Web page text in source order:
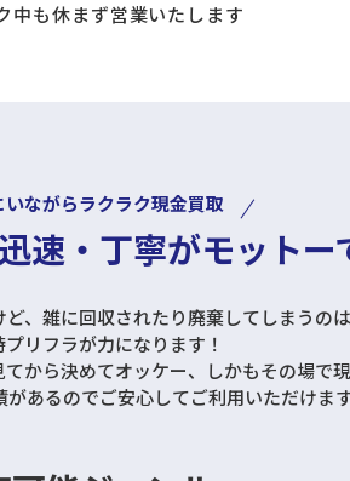
中も休まず営業いたします
いながらラクラク現金買取
速・丁寧がモットー
、雑に回収されたり廃棄してしまうの
リフラが力になります！
から決めてオッケー、
しかもその場で
があるのでご安心してご利用いただけま